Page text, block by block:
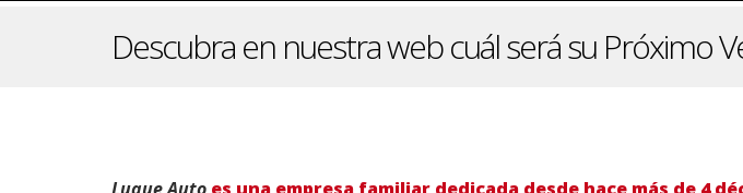
Descubra en nuestra web cuál será su Próximo